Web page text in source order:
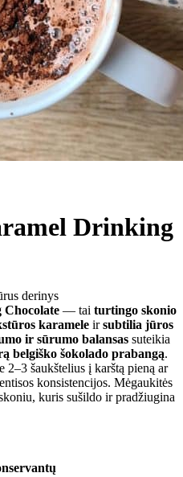
Drinking
derinys
— tai turtingo skonio
karamele irsubtilia jūros
ir sūrumo balansas suteikia
belgiško šokolado prabangą.
2–3 šaukštelius į karštą pieną ar
konsistencijos. Mėgaukitės
kuris sušildo ir pradžiugina